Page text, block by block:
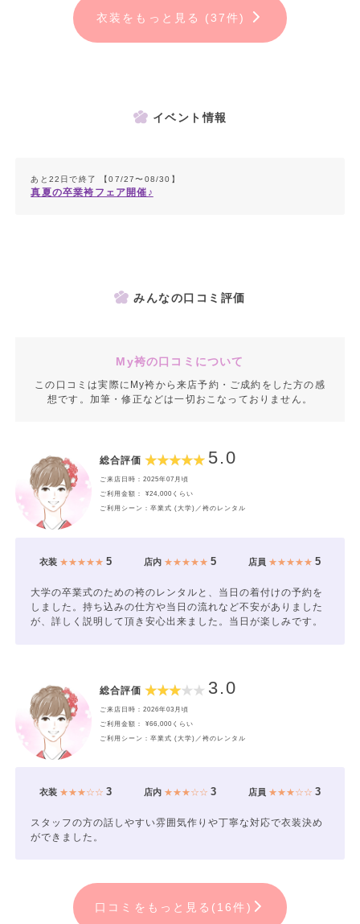
衣装をもっと見る (37件)
イベント情報
あと22日で終了 【07/27〜08/30】
真夏の卒業袴フェア開催♪
みんなの口コミ評価
My袴の口コミについて
この口コミは実際にMy袴から来店予約・ご成約をした方の感
想です。加筆・修正などは一切おこなっておりません。
総合評価 5.0
ご来店日時：2025年07月頃
ご利用金額： ¥24,000くらい
ご利用シーン：卒業式 (大学)／袴のレンタル
衣装★★★★★ 5 店内★★★★★ 5 店員 ★★★★★5
大学の卒業式のための袴のレンタルと、当日の着付けの予約を
しました。持ち込みの仕方や当日の流れなど不安がありました
が、詳しく説明して頂き安心出来ました。当日が楽しみです。
総合評価 3.0
ご来店日時：2026年03月頃
ご利用金額： ¥66,000くらい
ご利用シーン：卒業式 (大学)／袴のレンタル
衣装★★★☆☆ 3 店内★★★☆☆ 3 店員 ★★★☆☆3
スタッフの方の話しやすい雰囲気作りや丁寧な対応で衣装決め
ができました。
口コミをもっと見る(16件)